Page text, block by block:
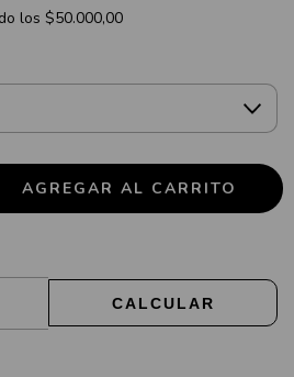
los $50.000,00
CALCULAR